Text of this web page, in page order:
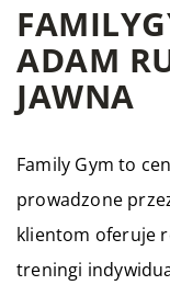
ADAM
JAWNA
Family Gym to
prowadzone
klientom oferuje
treningi